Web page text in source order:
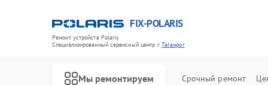
FIX-POLARIS
Ремонт устройств Polaris
Специализированный cервисный центр г.Таганрог
Мы ремонтируем Срочный ремонт